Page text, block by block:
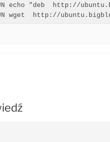
echo "deb  http://